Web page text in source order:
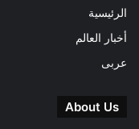
الرئيسية
أخبار العالم
عربى
About Us